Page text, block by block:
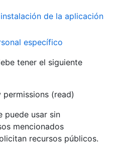
de la aplicación
específico
tener el siguiente
(read)
puede usar sin
mencionados
recursos públicos.